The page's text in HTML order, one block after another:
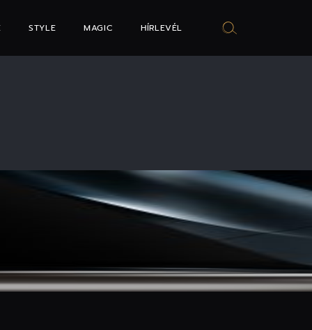
STYLE MAGIC HÍRLEVÉL